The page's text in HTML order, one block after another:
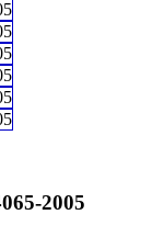
2005